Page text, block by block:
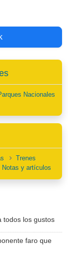
Nacionales
Trenes
Notas y artículos
todos los gustos
faro que